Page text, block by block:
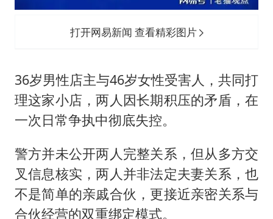
打开网易新闻 查看精彩图片
36岁男性店主与46岁女性受害人，共同打
理这家小店，两人因长期积压的矛盾，在
一次日常争执中彻底失控。
警方并未公开两人完整关系，但从多方交
叉信息核实，两人并非法定夫妻关系，也
不是简单的亲戚合伙，更接近亲密关系与
合伙经营的双重绑定模式。